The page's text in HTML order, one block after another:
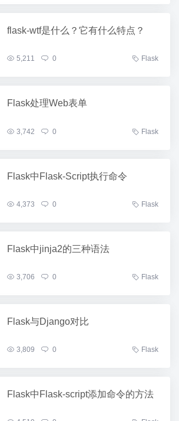
flask-wtf是什么？它有什么特点？
5,211 0 Flask
Flask处理Web表单
3,742 0 Flask
Flask中Flask-Script执行命令
4,373 0 Flask
Flask中jinja2的三种语法
3,706 0 Flask
Flask与Django对比
3,809 0 Flask
Flask中Flask-script添加命令的方法